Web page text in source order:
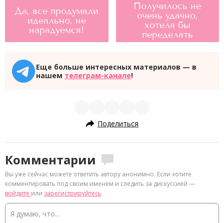
Да, все продумали
идеально, не
нарадуемся!
Получилось не
очень удачно,
хотела бы
переделать
Еще больше интересных материалов — в
нашем телеграм-канале!
Поделиться
Комментарии
Вы уже сейчас можете ответить автору анонимно. Если хотите
комментировать под своим именем и следить за дискуссией —
войдите или зарегистрируйтесь